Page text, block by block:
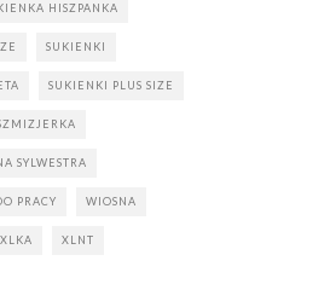
HISZPANKA
SUKIENKI
SUKIENKI PLUS SIZE
SYLWESTRA
PRACY WIOSNA
XLKA XLNT